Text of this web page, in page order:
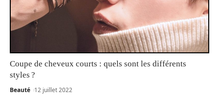
Coupe de cheveux courts : quels sont les différents
styles ?
Beauté 12 juillet 2022